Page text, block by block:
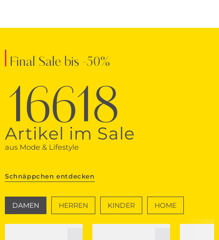
Final Sale bis -50%
16618
Artikel im Sale
aus Mode & Lifestyle
Schnäppchen entdecken
DAMEN HERREN KINDER HOME